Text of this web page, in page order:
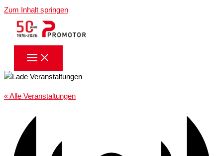
Zum Inhalt springen
« Alle Veranstaltungen